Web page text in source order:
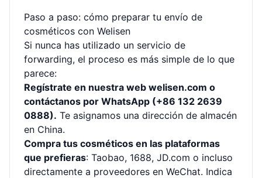
Paso a paso: cómo preparar tu envío de
cosméticos con Welisen
Si nunca has utilizado un servicio de
forwarding, el proceso es más simple de lo que
parece:
Regístrate en nuestra web welisen.com o
contáctanos por WhatsApp (+86 132 2639
0888). Te asignamos una dirección de almacén
en China.
Compra tus cosméticos en las plataformas
que prefieras: Taobao, 1688, JD.com o incluso
directamente a proveedores en WeChat. Indica